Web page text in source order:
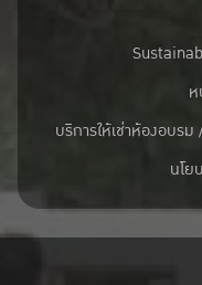
บริการให้เช่าห้องอบ
นโย